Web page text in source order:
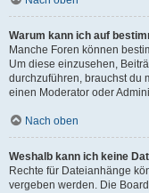
Warum kann ich auf
Manche Foren können
Um diese einzusehen,
durchzuführen, brauchst du
einen Moderator oder
Nach oben
Weshalb kann ich keine
Rechte für Dateianhänge
vergeben werden. Die